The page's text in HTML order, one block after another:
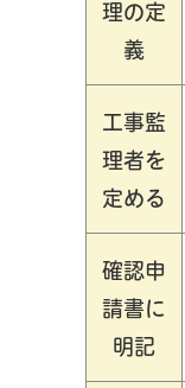
理の定
義
工事監
理者を
定める
確認申
請書に
明記